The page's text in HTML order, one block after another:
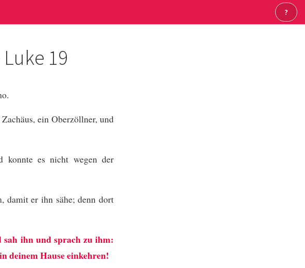
?
19
ein Oberzöllner, und
konnte es nicht wegen der
damit er ihn sähe; denn dort
ihn und sprach zu ihm:
deinem Hause einkehren!